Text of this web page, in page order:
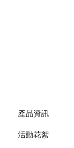
產品資訊
活動花絮